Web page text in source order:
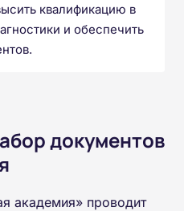
квалификацию в
и обеспечить
документов
академия» проводит